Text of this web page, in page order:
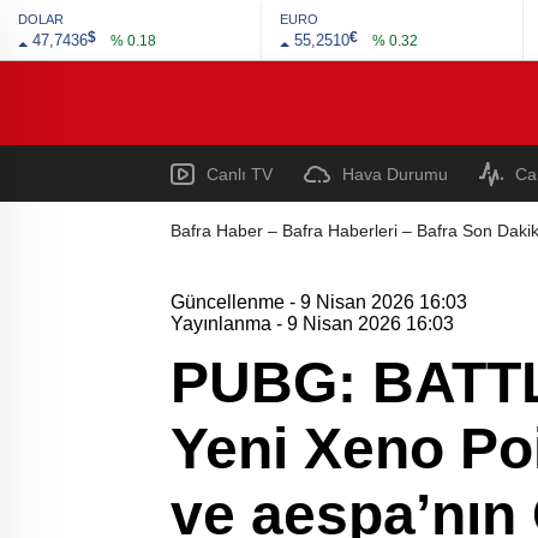
DOLAR
47,7436$ % 0.18
EURO
55,2510€ % 0.32
Canlı TV Hava Durumu
Bafra Haber – Bafra Haberleri – Bafra Son
Güncellenme - 9 Nisan 2026 16:03
Yayınlanma - 9 Nisan 2026 16:03
PUBG:
Yeni Xeno
ve